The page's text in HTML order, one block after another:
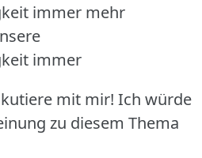
immer mehr
immer
mit mir! Ich würde
zu diesem Thema